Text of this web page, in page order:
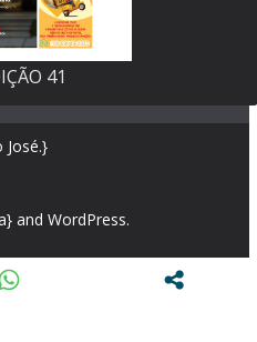
41
José.}
and WordPress.